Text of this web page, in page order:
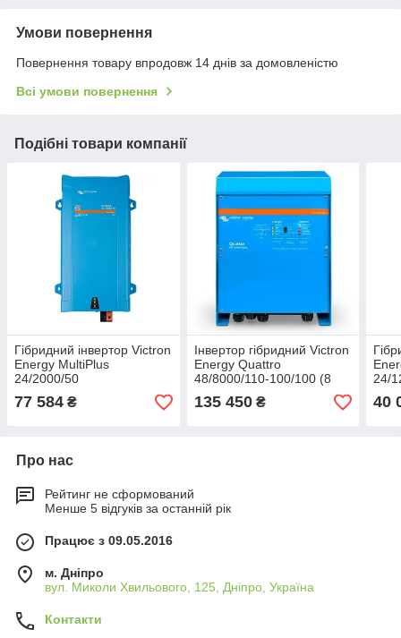
Умови повернення
Повернення товару впродовж 14 днів за домовленістю
Всі умови повернення
Подібні товари компанії
Гібридний інвертор Victron
Energy MultiPlus
24/2000/50
77 584 ₴
Інвертор гібридний Victron
Energy Quattro
48/8000/110-100/100 (8
кВА/6,5 кВт, 1 фаза, без
MPPT)
135 450₴
24/
40
Про нас
Рейтинг не сформований
Менше 5 відгуків за останній рік
Працює з 09.05.2016
м. Дніпро
вул. Миколи Хвильового, 125, Дніпро, Україна
Контакти